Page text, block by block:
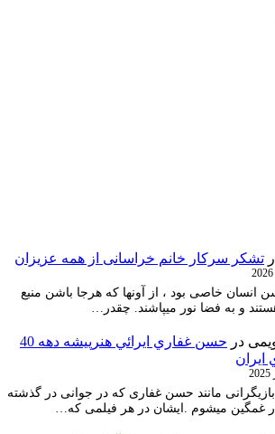
تشکر سرکار خانم خراسانی از همه عزیزان
انسان خاصی بود ، از آونها که هرجا باشن منبع
و به فضا نور میپاشند. چقدر…
در
حسن غفاري ايرائي هنرپيشه دهه 40
ايران
بازیگرانی مانند حسن غفاری که در جوانی در گذشته
غمگین میشوم .ایشان در هر فیلمی که…